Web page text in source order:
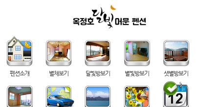
펜션소개 별채보기 달빛방보기 별빛방보기 샛별방보기